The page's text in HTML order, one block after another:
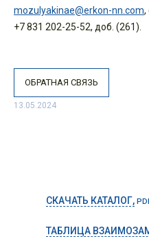
mozulyakinae@erkon-nn.com,
+7 831 202-25-52, доб. (261).
ОБРАТНАЯ СВЯЗЬ
13.05.2024
СКАЧАТЬ КАТАЛОГ,
ТАБЛИЦА